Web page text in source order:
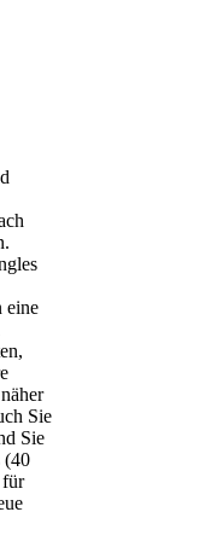
eine
Sie
Sie
(40
für